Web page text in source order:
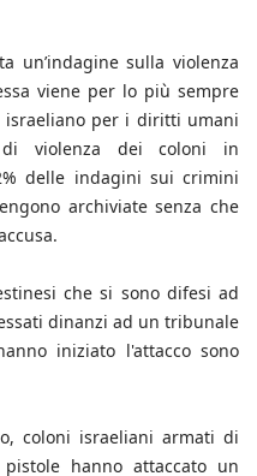
un’indagine sulla violenza
viene per lo più sempre
per i diritti umani
violenza dei coloni in
delle indagini sui crimini
archiviate senza che
che si sono difesi ad
dinanzi ad un tribunale
iniziato l'attacco sono
coloni israeliani armati di
hanno attaccato un